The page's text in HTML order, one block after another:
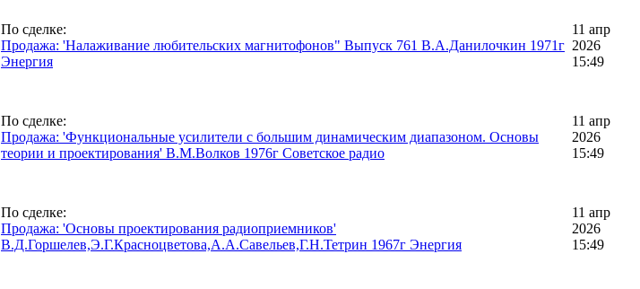
По сделке:
Продажа: 'Налаживание любительских магнитофонов" Выпуск 761 В.А.Данилочкин 1971г
Энергия
11 апр
2026
15:49
По сделке:
Продажа: 'Функциональные усилители с большим динамическим диапазоном. Основы
теории и проектирования' В.М.Волков 1976г Советское радио
11 апр
2026
15:49
По сделке:
Продажа: 'Основы проектирования радиоприемников'
В.Д.Горшелев,Э.Г.Красноцветова,А.А.Савельев,Г.Н.Тетрин 1967г Энергия
11 апр
2026
15:49